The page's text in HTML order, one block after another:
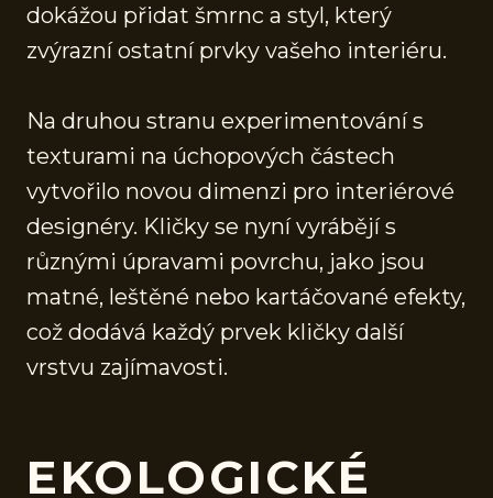
dokážou přidat šmrnc a styl, který
zvýrazní ostatní prvky vašeho interiéru.
Na druhou stranu experimentování s
texturami na úchopových částech
vytvořilo novou dimenzi pro interiérové
designéry. Kličky se nyní vyrábějí s
různými úpravami povrchu, jako jsou
matné, leštěné nebo kartáčované efekty,
což dodává každý prvek kličky další
vrstvu zajímavosti.
EKOLOGICKÉ